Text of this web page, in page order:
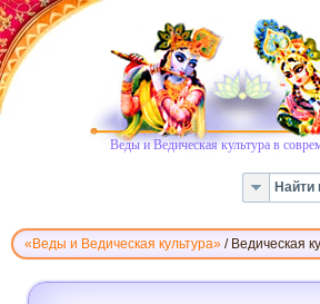
Веды и Ведическая культура в
«Веды и Ведическая культура» / Ведическая
ВЕДИЧЕСКАЯ